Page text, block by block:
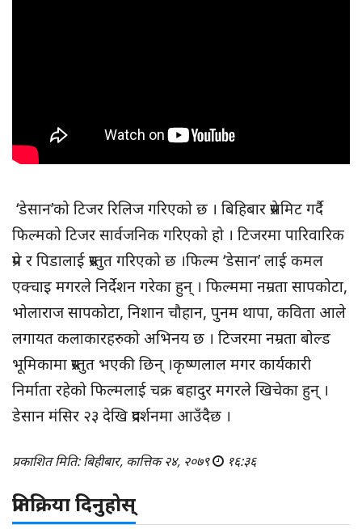
‘डेसान’को टिजर रिलिज गरिएको छ । बिहिबार प्रेसमिट गर्दै
फिल्मको टिजर सार्वजनिक गरिएको हो । टिजरमा पारिवारिक
प्रेम र पिडालाई प्रस्तुत गरिएको छ ।फिल्म ‘डेसान’ लाई कमल
एक्चाइ मगरले निर्देशन गरेका हुन् । फिल्ममा नम्रता सापकोटा,
भोलाराज सापकोटा, निशान चौहान, पुनम थापा, कविता आले
लगायत कलाकारहरुको अभिनय छ । टिजरमा नम्रता बोल्ड
भूमिकामा प्रस्तुत भएकी छिन् ।कृष्णलाल मगर कार्यकारी
निर्माता रहेको फिल्मलाई चक्र बहादुर मगरले खिचेका हुन् ।
डेसान मंसिर २३ देखि प्रदर्शनमा आउँदैछ ।
प्रकाशित मिति: बिहीबार, कात्तिक २४, २०७९ १६:३६
प्रतिक्रिया दिनुहोस्